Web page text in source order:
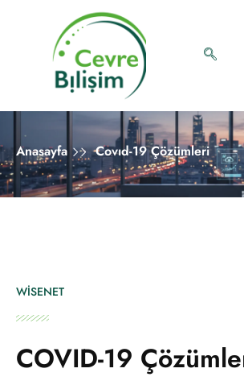
Anasayfa Covıd-19 Çözümleri
WİSENET
COVID-19